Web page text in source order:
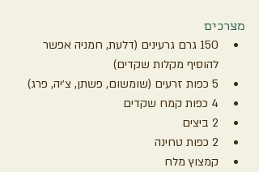
מצרכים
150 גרם גרעינים (דלעת, חמניה אפשר
להוסיף מקלות שקדים)
5 כפות זרעים (שומשום, פשתן, צ׳יה, פרג)
4 כפות קמח שקדים
2 ביצים
2 כפות טחינה
קמצוץ מלח